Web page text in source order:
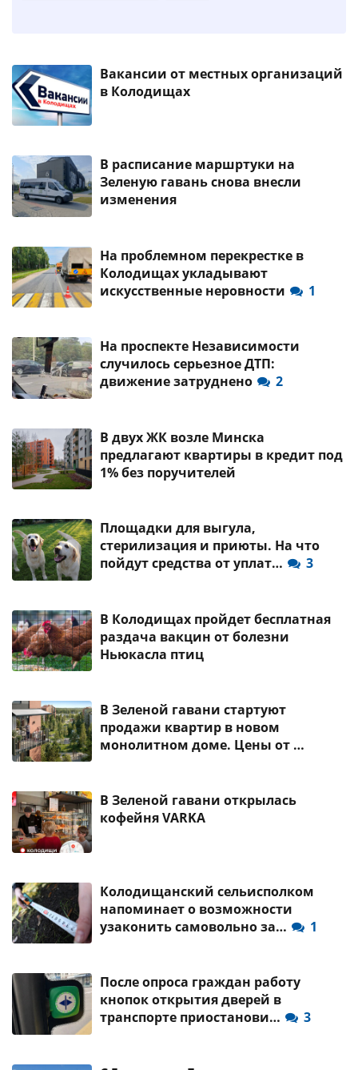
Вакансии от местных организаций
в Колодищах
В расписание маршртуки на
Зеленую гавань снова внесли
изменения
На проблемном перекрестке в
Колодищах укладывают
искусственные неровности
1
На проспекте Независимости
случилось серьезное ДТП:
движение затруднено
2
В двух ЖК возле Минска
предлагают квартиры в кредит под
1% без поручителей
Площадки для выгула,
стерилизация и приюты. На что
пойдут средства от уплат…
3
В Колодищах пройдет бесплатная
раздача вакцин от болезни
Ньюкасла птиц
В Зеленой гавани стартуют
продажи квартир в новом
монолитном доме. Цены от …
В Зеленой гавани открылась
кофейня VARKA
Колодищанский сельисполком
напоминает о возможности
узаконить самовольно за…
1
После опроса граждан работу
кнопок открытия дверей в
транспорте приостанови…
3